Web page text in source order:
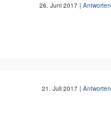
26. Juni 2017 | Antworten
21. Juli 2017 | Antworten